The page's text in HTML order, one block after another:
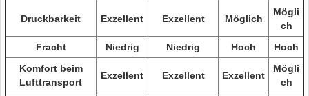
Druckbarkeit Exzellent Exzellent Möglich
Mögli
ch
Fracht
Niedrig Niedrig Hoch
Hoch
Komfort beim
Lufttransport
Exzellent Exzellent Exzellent
Mögli
ch